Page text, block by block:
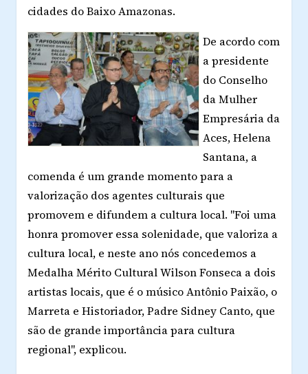
cidades do Baixo Amazonas.
De acordo com
a presidente
do Conselho
da Mulher
Empresária da
Aces, Helena
Santana, a
comenda é um grande momento para a
valorização dos agentes culturais que
promovem e difundem a cultura local. "Foi uma
honra promover essa solenidade, que valoriza a
cultura local, e neste ano nós concedemos a
Medalha Mérito Cultural Wilson Fonseca a dois
artistas locais, que é o músico Antônio Paixão, o
Marreta e Historiador, Padre Sidney Canto, que
são de grande importância para cultura
regional", explicou.